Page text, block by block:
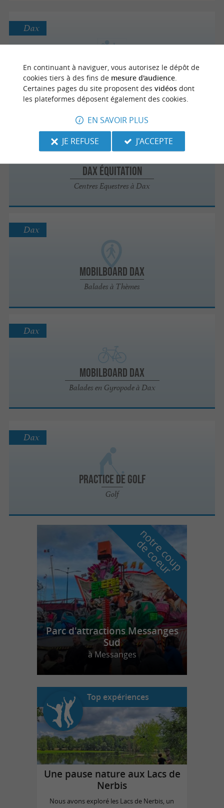
Cap Rando Quad
Randonnées / Séjours sportifs
Dax
Dax Équitation
Centres Equestres à Dax
Dax
Mobilboard Dax
Balades à Thèmes
Dax
Mobilboard Dax
Balades en Gyropode à Dax
Dax
Practice de Golf
Golf
Dax
n
o
t
r
e
c
o
u
p
d
e
c
o
e
u
r
Parc d'attractions Messanges
Sud
à Messanges
Top expériences
Une pause nature aux Lacs de
Nerbis
Nous avons exploré les Lacs de Nerbis, un
En continuant à naviguer, vous autorisez le dépôt de
cookies tiers à des fins de mesure d'audience.
Certaines pages du site proposent des vidéosdont
les plateformes déposent également des cookies.
EN SAVOIR PLUS
JE REFUSE
J'ACCEPTE